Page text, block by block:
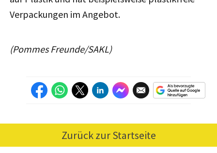
Verpackungen im Angebot.
(Pommes Freunde/SAKL)
Zurück zur Startseite